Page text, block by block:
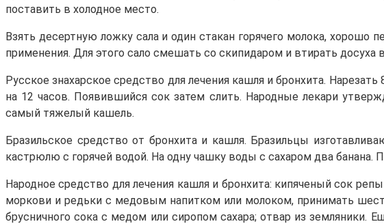
поставить в холодное место.
Взять десертную ложку сала и один стакан горячего молока,
применения. Для этого сало смешать со скипидаром и втирать досуха
Русское знахарское средство для лечения кашля и бронхита.
на 12 часов. Появившийся сок затем слить. Народные лекари
самый тяжелый кашель.
Бразильское средство от бронхита и кашля. Бразильцы
кастрюлю с горячей водой. На одну чашку воды с сахаром два банана.
Народное средство для лечения кашля и бронхита: кипяченый сок
моркови и редьки с медовым напитком или молоком, принимать
брусничного сока с медом или сиропом сахара; отвар из